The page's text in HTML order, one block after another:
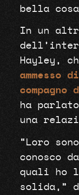
bella
In un
Hayley,
ammesso
ha
una
“Loro
conosco
quali ho
solida,”